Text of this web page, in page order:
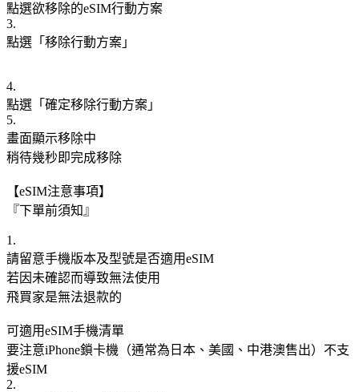
點選欲移除的eSIM行動方案
3.
點選「移除行動方案」
4.
點選「確定移除行動方案」
5.
畫面顯示移除中
稍待幾秒即完成移除
【eSIM注意事項】
『下單前須知』
1.
請留意手機版本及型號是否適用eSIM
若因未確認而導致無法使用
飛買家是無法退款的
可適用eSIM手機清單
要注意iPhone鎖卡機（通常為日本、美國、中港澳售出）不支
援eSIM
2.